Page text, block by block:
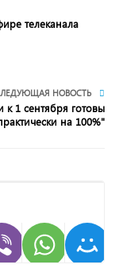
телеканала
НОВОСТЬ
1 сентября готовы
на 100%"